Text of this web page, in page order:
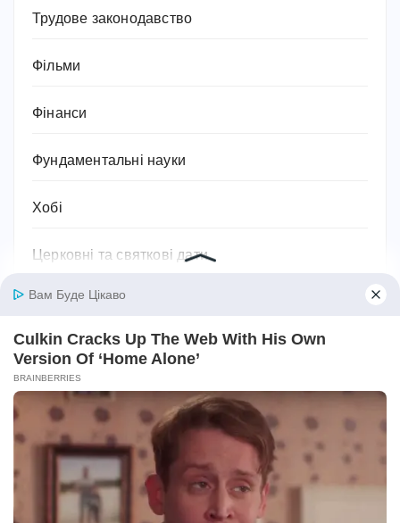
Трудове законодавство
Фільми
Фінанси
Фундаментальні науки
Хобі
Церковні та святкові дати
Цікаві та визначні місця
Цікаві та визначні постаті
Цікаві факти
Шкідники
Ювелірні вироби та прикраси